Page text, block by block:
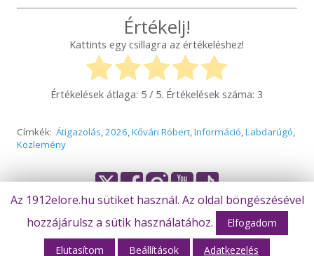
Értékelj!
Kattints egy csillagra az értékeléshez!
Értékelések átlaga: 5 / 5. Értékelések száma: 3
Címkék: Átigazolás,2026,Kővári Róbert,Információ,Labdarúgó,
Közlemény
© Békéscsaba 1912 Előre Futball Zrt.
Webhost: M-Design
Az 1912elore.hu sütiket használ. Az oldal böngészésével
hozzájárulsz a sütik használatához.
Elfogadom
Elutasítom Beállítások Adatkezelés
Olvasta már?
Emlékezzünk